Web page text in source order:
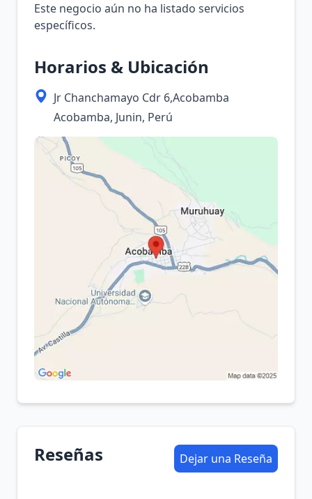
Este negocio aún no ha listado servicios
específicos.
Horarios & Ubicación
Jr Chanchamayo Cdr 6,Acobamba
Acobamba, Junin, Perú
Reseñas Dejar una Reseña